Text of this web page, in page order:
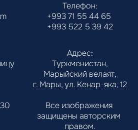
Телефон:
+993 71 55 44 65
+993 522 5 39 42
Адрес:
Туркменистан,
Марыйский велаят,
г. Мары, ул. Кенар-яка, 12
Все изображения
защищены авторским
правом.